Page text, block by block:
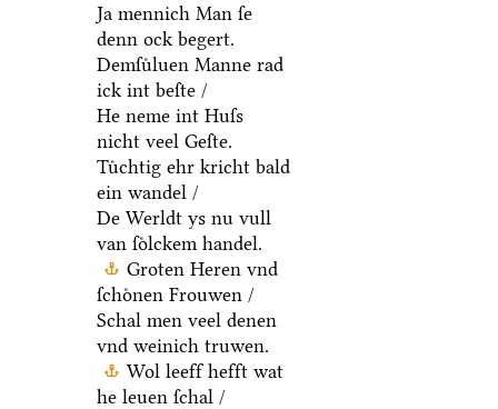
Ja mennich Man ſe
denn ock begert.
Demſuͤluen Manne rad
ick int beſte /
He neme int Huſs
nicht veel Geſte.
Tuͤchtig ehr kricht bald
ein wandel /
De Werldt ys nu vull
van ſoͤlckem handel.
Groten Heren vnd
ſchoͤnen Frouwen /
Schal men veel denen
vnd weinich truwen.
Wol leeff hefft wat
he leuen ſchal /